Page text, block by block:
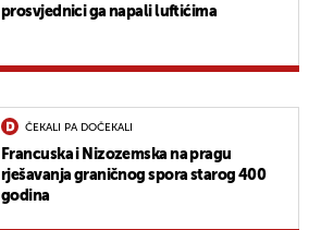
prosvjednici ga napali luftićima
ČEKALI PA DOČEKALI
Francuska i Nizozemska na pragu
rješavanja graničnog spora starog 400
godina